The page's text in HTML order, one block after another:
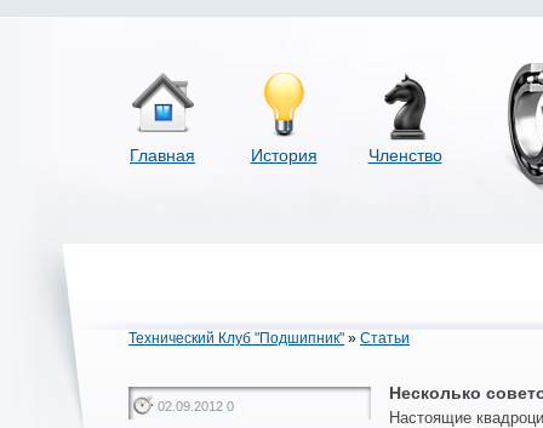
Главная История Членство
Технический Клуб "Подшипник" » Статьи
02.09.2012 0
Несколько
Настоящие